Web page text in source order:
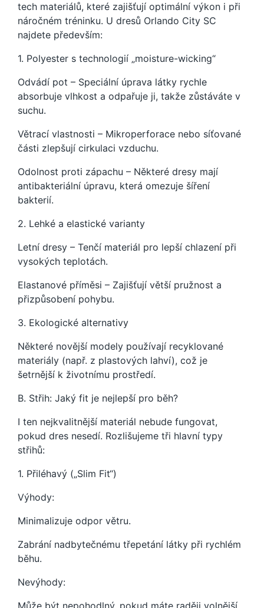
tech materiálů, které zajišťují optimální výkon i při
náročném tréninku. U dresů Orlando City SC
najdete především:
1. Polyester s technologií „moisture-wicking“
Odvádí pot – Speciální úprava látky rychle
absorbuje vlhkost a odpařuje ji, takže zůstáváte v
suchu.
Větrací vlastnosti – Mikroperforace nebo síťované
části zlepšují cirkulaci vzduchu.
Odolnost proti zápachu – Některé dresy mají
antibakteriální úpravu, která omezuje šíření
bakterií.
2. Lehké a elastické varianty
Letní dresy – Tenčí materiál pro lepší chlazení při
vysokých teplotách.
Elastanové příměsi – Zajišťují větší pružnost a
přizpůsobení pohybu.
3. Ekologické alternativy
Některé novější modely používají recyklované
materiály (např. z plastových lahví), což je
šetrnější k životnímu prostředí.
B. Střih: Jaký fit je nejlepší pro běh?
I ten nejkvalitnější materiál nebude fungovat,
pokud dres nesedí. Rozlišujeme tři hlavní typy
střihů:
1. Přiléhavý („Slim Fit“)
Výhody:
Minimalizuje odpor větru.
Zabrání nadbytečnému třepetání látky při rychlém
běhu.
Nevýhody: